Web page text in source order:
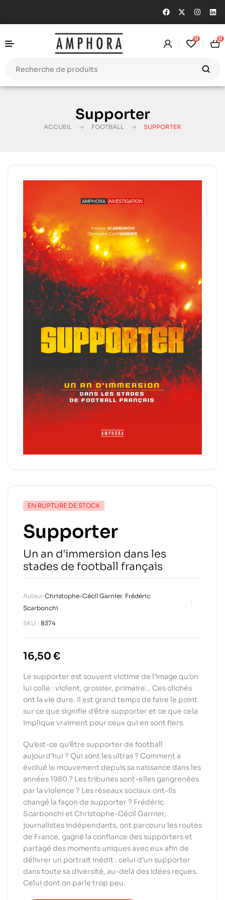
0 0
Supporter
ACCUEIL FOOTBALL SUPPORTER
EN RUPTURE DE STOCK
Supporter
Un an d'immersion dans les
stades de football français
Auteur:Christophe-Cécil Garnier, Frédéric
Scarbonchi
SKU : B374
16,50 €
Le supporter est souvent victime de l’image qu’on
lui colle : violent, grossier, primaire… Ces clichés
ont la vie dure. Il est grand temps de faire le point
sur ce que signifie d’être supporter et ce que cela
implique vraiment pour ceux qui en sont fiers.
Qu’est-ce qu’être supporter de football
aujourd’hui ? Qui sont les ultras ? Comment a
évolué le mouvement depuis sa naissance dans les
années 1980 ? Les tribunes sont-elles gangrenées
par la violence ? Les réseaux sociaux ont-ils
changé la façon de supporter ? Frédéric
Scarbonchi et Christophe-Cécil Garnier,
journalistes indépendants, ont parcouru les routes
de France, gagné la confiance des supporters et
partagé des moments uniques avec eux afin de
délivrer un portrait inédit : celui d’un supporter
dans toute sa diversité, au-delà des idées reçues.
Celui dont on parle trop peu.